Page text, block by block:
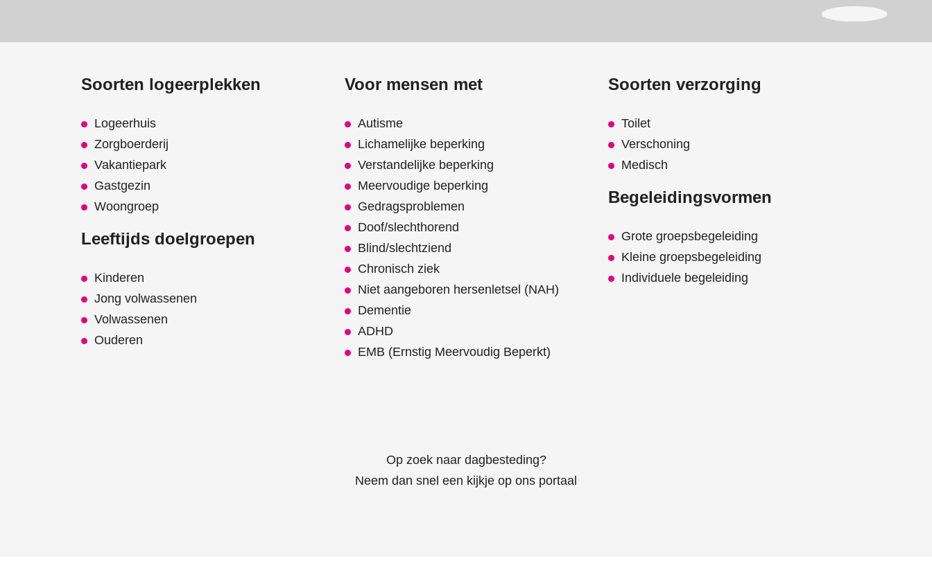
Soorten logeerplekken
Logeerhuis
Zorgboerderij
Vakantiepark
Gastgezin
Woongroep
Leeftijds doelgroepen
Kinderen
Jong volwassenen
Volwassenen
Ouderen
Voor mensen met
Autisme
Lichamelijke beperking
Verstandelijke beperking
Meervoudige beperking
Gedragsproblemen
Doof/slechthorend
Blind/slechtziend
Chronisch ziek
Niet aangeboren hersenletsel (NAH)
Dementie
ADHD
EMB (Ernstig Meervoudig Beperkt)
Op zoek naar dagbesteding?
Neem dan snel een kijkje op ons portaal
Soorten verzorging
Toilet
Verschoning
Medisch
Begeleidingsvormen
Grote groepsbegeleiding
Kleine groepsbegeleiding
Individuele begeleiding